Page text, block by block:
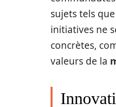
sujets tels
initiatives ne
concrètes,
valeurs de la